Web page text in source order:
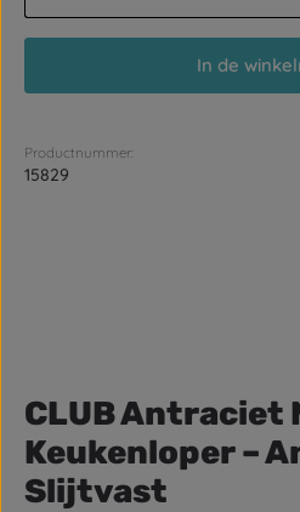
In de
Productnummer:
15829
CLUB Antraciet
Keukenloper –
Slijtvast